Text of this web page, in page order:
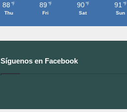
88 ℉
Thu
89 ℉
Fri
90 ℉
Sat
91 ℉
Sun
Síguenos en Facebook